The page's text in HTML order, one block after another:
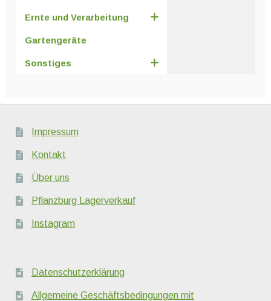
Ernte und Verarbeitung
Gartengeräte
Sonstiges
Impressum
Kontakt
Über uns
Pflanzburg Lagerverkauf
Instagram
Datenschutzerklärung
Allgemeine Geschäftsbedingungen mit